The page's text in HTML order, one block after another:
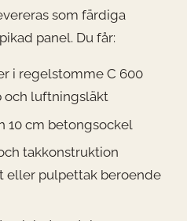
som färdiga
panel. Du får:
i regelstomme C 600
och luftningsläkt
10 cm betongsockel
takkonstruktion
eller pulpettak beroende